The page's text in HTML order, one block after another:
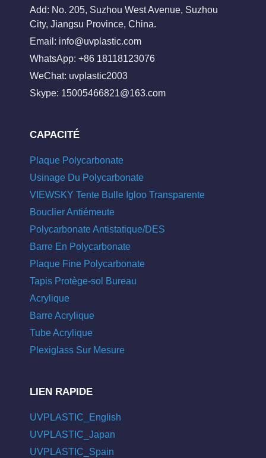
Add: No. 205, Suzhou West Avenue, Suzhou
City, Jiangsu Province, China.
Email: info@uvplastic.com
WhatsApp: +86 18118123076
WeChat: uvplastic2003
Skype: 15005466821@163.com
CAPACITÉ
Plaque Polycarbonate
Usinage Du Polycarbonate
VIEWSKY Tente Bulle Igloo Transparente
Bouclier Antiémeute
Polycarbonate Antistatique/DES
Barre En Polycarbonate
Plaque Fine Polycarbonate
Tapis Protège-sol Bureau
Acrylique
Barre Acrylique
Tube Acrylique
Plexiglass Sur Mesure
LIEN RAPIDE
UVPLASTIC_English
UVPLASTIC_Japan
UVPLASTIC_Spain